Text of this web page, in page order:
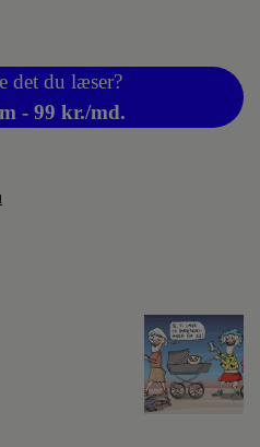
det du læser?
- 99 kr./md.